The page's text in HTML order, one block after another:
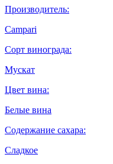
Производитель:
Campari
Сорт винограда:
Мускат
Цвет вина:
Белые вина
Содержание сахара:
Сладкое